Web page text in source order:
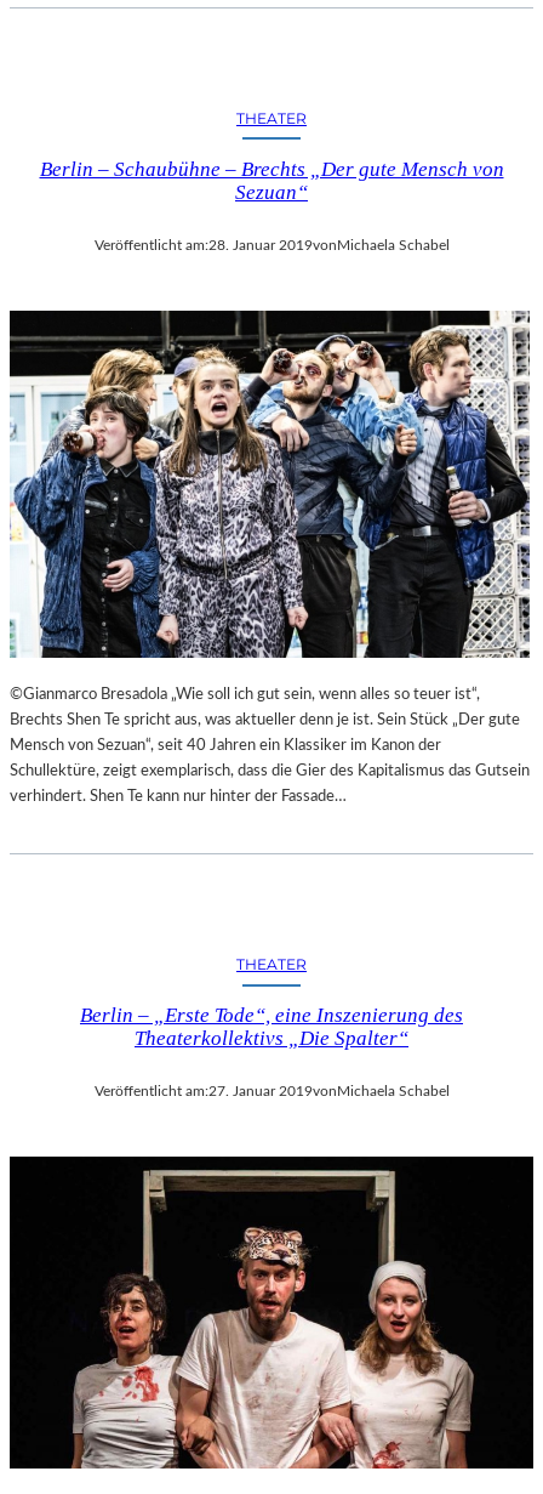
THEATER
Berlin – Schaubühne – Brechts „Der gute Mensch von
Sezuan“
Veröffentlicht am:28. Januar 2019vonMichaela Schabel
©Gianmarco Bresadola „Wie soll ich gut sein, wenn alles so teuer ist“,
Brechts Shen Te spricht aus, was aktueller denn je ist. Sein Stück „Der gute
Mensch von Sezuan“, seit 40 Jahren ein Klassiker im Kanon der
Schullektüre, zeigt exemplarisch, dass die Gier des Kapitalismus das Gutsein
verhindert. Shen Te kann nur hinter der Fassade…
THEATER
Berlin – „Erste Tode“, eine Inszenierung des
Theaterkollektivs „Die Spalter“
Veröffentlicht am:27. Januar 2019vonMichaela Schabel